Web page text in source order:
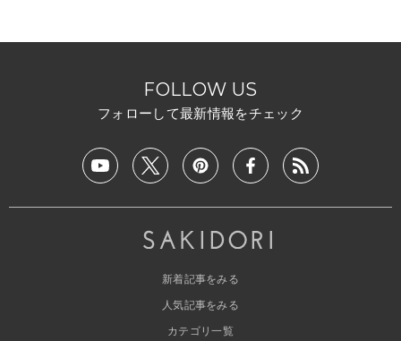
FOLLOW US
フォローして最新情報をチェック
新着記事をみる
人気記事をみる
カテゴリ一覧